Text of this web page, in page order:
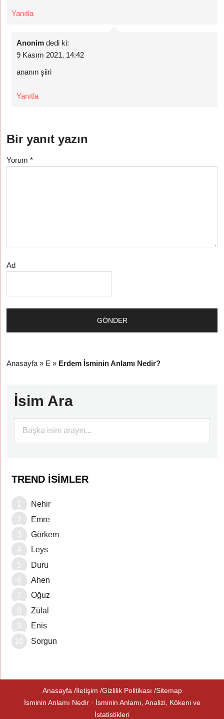
Yanıtla
Anonim dedi ki:
9 Kasım 2021, 14:42
ananın şiiri
Yanıtla
Bir yanıt yazın
Yorum*
Ad
Anasayfa » E » Erdem İsminin Anlamı Nedir?
İsim Ara
TREND İSIMLER
Nehir
Emre
Görkem
Leys
Duru
Ahen
Oğuz
Zülal
Enis
Sorgun
Anasayfa İletişim Gizlilik Politikası Sitemap
İsminin Anlamı Nedir · İsminin Anlamı, Analizi, Kökeni ve
İstatistikleri